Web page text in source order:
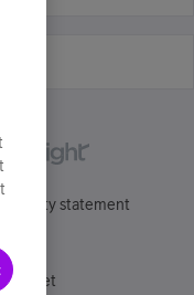
statement